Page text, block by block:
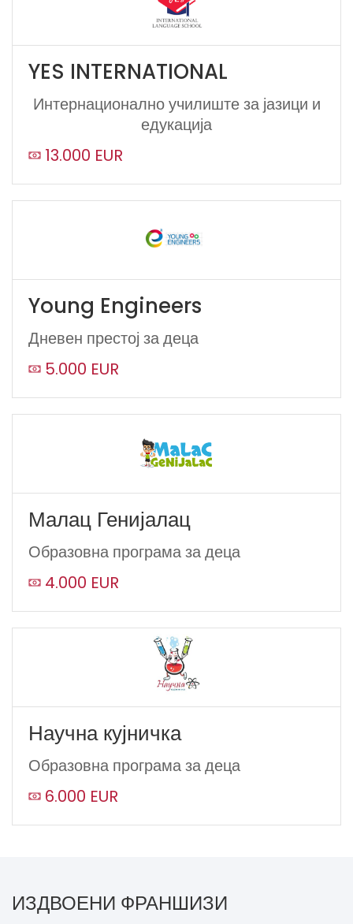
YES INTERNATIONAL
Интернационално училиште за јазици и
едукација
13.000 EUR
Young Engineers
Дневен престој за деца
5.000 EUR
Малац Генијалац
Образовна програма за деца
4.000 EUR
Научна кујничка
Образовна програма за деца
6.000 EUR
ИЗДВОЕНИ ФРАНШИЗИ